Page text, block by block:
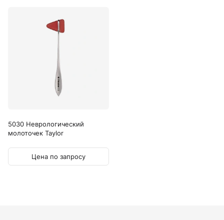
5030 Неврологический
молоточек Taylor
Цена по запросу